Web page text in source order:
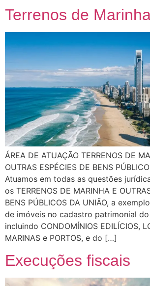
Terrenos de
ÁREA DE ATUAÇÃO TERRENOS DE
OUTRAS ESPÉCIES DE BENS
Atuamos em todas as questões
os TERRENOS DE MARINHA E
BENS PÚBLICOS DA UNIÃO, a
de imóveis no cadastro patrimonial
incluindo CONDOMÍNIOS EDILÍCIOS,
MARINAS e PORTOS, e do […]
Execuções fiscais